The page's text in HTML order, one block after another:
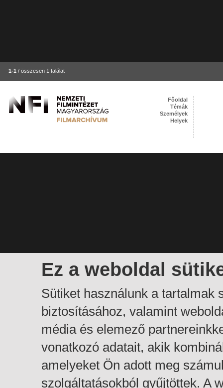
1-1 / összesen 1 találat
Ez a weboldal
Sütiket használunk a tartalmak
biztosításához, valamint
média és elemező
vonatkozó adatait, akik
amelyeket Ön adott meg
szolgáltatásokból gyűjtöttek. A
Főoldal
Témák
Személyek
Helyek